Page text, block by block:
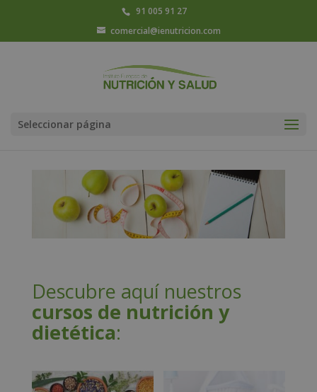
91 005 91 27
comercial@ienutricion.com
Seleccionar página
Descubre aquí nuestros
cursos de nutrición y
dietética: